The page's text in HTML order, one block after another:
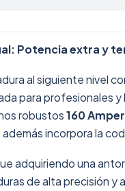
Potencia extra y
al siguiente nivel
para profesionales
robustos160
incorpora la
adquiriendo una
de alta precisión y